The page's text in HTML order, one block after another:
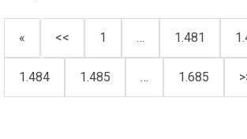
« << 1 … 1.481
1.484 1.485 … 1.685